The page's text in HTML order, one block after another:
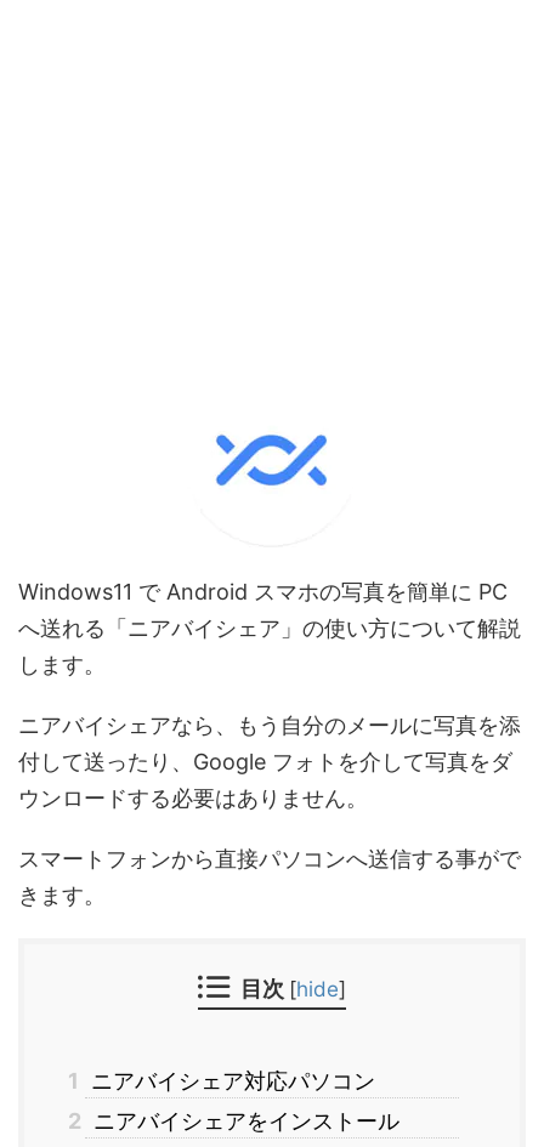
Windows11 で Android スマホの写真を簡単に PC
へ送れる「ニアバイシェア」の使い方について解説
します。
ニアバイシェアなら、もう自分のメールに写真を添
付して送ったり、Google フォトを介して写真をダ
ウンロードする必要はありません。
スマートフォンから直接パソコンへ送信する事がで
きます。
目次 [hide]
1
ニアバイシェア対応パソコン
2 ニアバイシェアをインストール